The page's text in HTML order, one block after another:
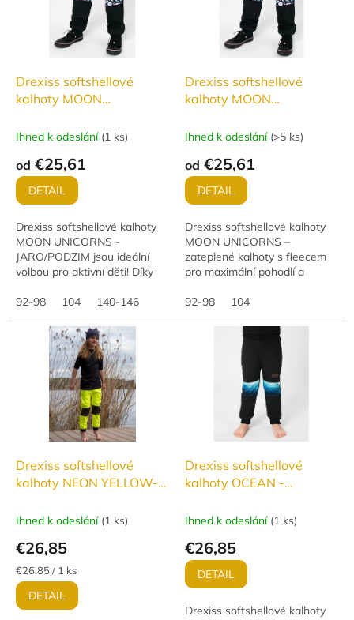
Drexiss softshellové
kalhoty MOON
JARO/PODZIM
Ihned k odeslání (1 ks)
od €25,61
DETAIL
Drexiss softshellové kalhoty
MOON UNICORNS -
JARO/PODZIM jsou ideální
volbou pro aktivní děti! Díky
funkčnímu materiálu s vodním
sloupcem 18 000 mm a...
92-98 104 140-146
Drexiss softshellové
kalhoty MOON
Ihned k odeslání (>5 ks)
od €25,61
DETAIL
Drexiss softshellové kalhoty
MOON UNICORNS –
zateplené kalhoty s fleecem
pro maximální pohodlí a
větruodolné a prodyšné,
ideální na venkovní aktivity v...
92-98 104
Drexiss softshellové
kalhoty NEON YELLOW-
Ihned k odeslání (1 ks)
€26,85
Jednotková
cena:
€26,85 / 1 ks
DETAIL
Drexiss softshellové
kalhoty OCEAN -
Ihned k odeslání (1 ks)
€26,85
DETAIL
Drexiss softshellové kalhoty